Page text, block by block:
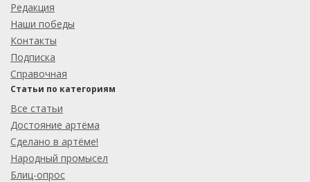
Редакция
Наши победы
Контакты
Подписка
Справочная
Статьи по категориям
Все статьи
Достояние артёма
Сделано в артёме!
Народный промысел
Блиц-опрос